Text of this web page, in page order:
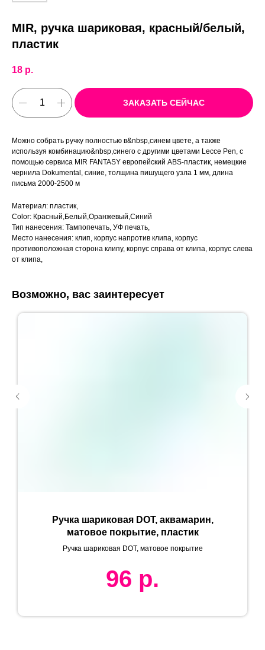
MIR, ручка шариковая, красный/белый,
пластик
18 р.
ЗАКАЗАТЬ СЕЙЧАС
Можно собрать ручку полностью в&nbsp,синем цвете, а также
используя комбинацию&nbsp,синего с другими цветами Lecce Pen, с
помощью сервиса MIR FANTASY европейский ABS-пластик, немецкие
чернила Dokumental, синие, толщина пишущего узла 1 мм, длина
письма 2000-2500 м
Материал: пластик,
Color: Красный,Белый,Оранжевый,Синий
Тип нанесения: Тампопечать, УФ печать,
Место нанесения: клип, корпус напротив клипа, корпус
противоположная сторона клипу, корпус справа от клипа, корпус слева
от клипа,
Возможно, вас заинтересует
Ручка шариковая DOT, аквамарин,
матовое покрытие, пластик
Ручка шариковая DOT, матовое покрытие
96 р.